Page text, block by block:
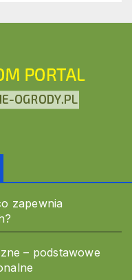
zapewnia
– podstawowe